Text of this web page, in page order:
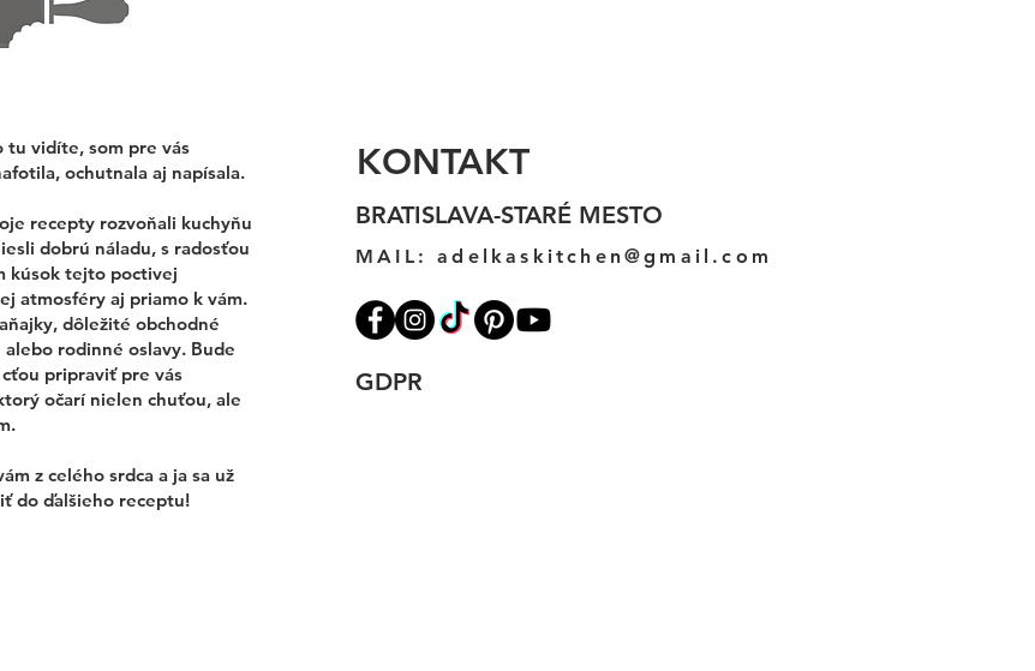
tu vidíte, som pre vás
ochutnala aj napísala.
recepty rozvoňali kuchyňu
dobrú náladu, s radosťou
kúsok tejto poctivej
atmosféry aj priamo k vám.
dôležité obchodné
rodinné oslavy. Bude
pripraviť pre vás
očarí nielen chuťou, ale
z celého srdca a ja sa už
do ďalšieho receptu!
KONTAKT
BRATISLAVA-STARÉ MESTO
MAIL: adelkaskitchen@gmail.com
GDPR